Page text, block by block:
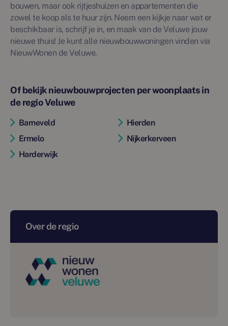
bouwen, maar ook rijtjeshuizen en appartementen die
zowel te koop als te huur zijn. Neem een kijkje naar wat er
beschikbaar is, schrijf je in, en maak van de Veluwe jouw
nieuwe thuis! Je kunt alle nieuwbouwwoningen vinden via
NieuwWonen de Veluwe.
Of bekijk nieuwbouwprojecten per woonplaats in
de regio Veluwe
Barneveld
Ermelo
Harderwijk
Hierden
Nijkerkerveen
Over de regio